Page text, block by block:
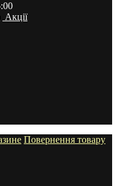
Акції
Повернення товару